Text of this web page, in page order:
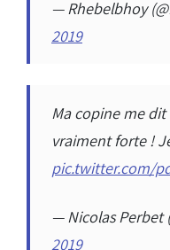
— Rhebelbhoy
2019
Ma copine me
vraiment forte !
pic.twitter.com/
— Nicolas Perbet
2019